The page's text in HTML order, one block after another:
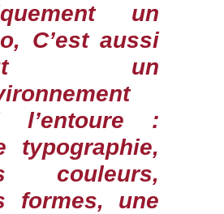
un
C’est aussi
un
l’entoure :
typographie,
couleurs,
formes, une